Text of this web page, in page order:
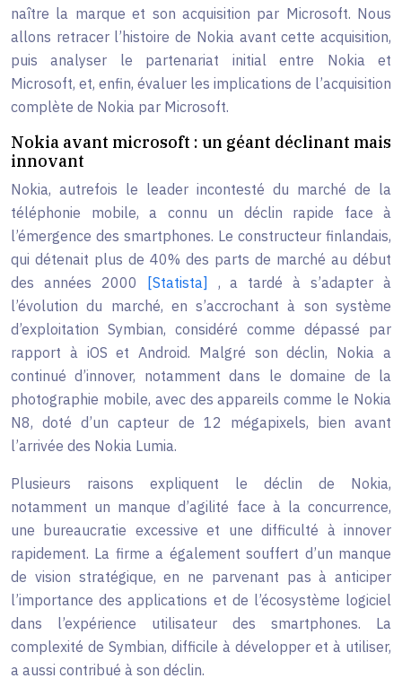
naître la marque et son acquisition par Microsoft. Nous
allons retracer l’histoire de Nokia avant cette acquisition,
puis analyser le partenariat initial entre Nokia et
Microsoft, et, enfin, évaluer les implications de l’acquisition
complète de Nokia par Microsoft.
Nokia avant microsoft : un géant déclinant mais
innovant
Nokia, autrefois le leader incontesté du marché de la
téléphonie mobile, a connu un déclin rapide face à
l’émergence des smartphones. Le constructeur finlandais,
qui détenait plus de 40% des parts de marché au début
des années 2000
[Statista] , a tardé à s’adapter à
l’évolution du marché, en s’accrochant à son système
d’exploitation Symbian, considéré comme dépassé par
rapport à iOS et Android. Malgré son déclin, Nokia a
continué d’innover, notamment dans le domaine de la
photographie mobile, avec des appareils comme le Nokia
N8, doté d’un capteur de 12 mégapixels, bien avant
l’arrivée des Nokia Lumia.
Plusieurs raisons expliquent le déclin de Nokia,
notamment un manque d’agilité face à la concurrence,
une bureaucratie excessive et une difficulté à innover
rapidement. La firme a également souffert d’un manque
de vision stratégique, en ne parvenant pas à anticiper
l’importance des applications et de l’écosystème logiciel
dans l’expérience utilisateur des smartphones. La
complexité de Symbian, difficile à développer et à utiliser,
a aussi contribué à son déclin.